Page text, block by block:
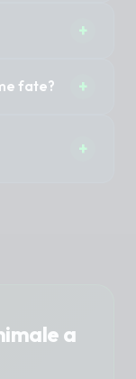
a sedere.
e sicuro
+
o uccelli.
o
fate? +
brusche.
+
a